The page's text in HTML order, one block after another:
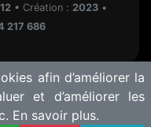
12 • Création : 2023 •
217 686
-Proposer une solution
afin d’améliorer la
et d’améliorer les
En savoir plus.